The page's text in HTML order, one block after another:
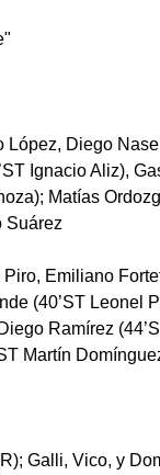
López, Diego
Ignacio Aliz),
Matías
Suárez
Emiliano
(40’ST Leonel
Ramírez
Martín
Galli, Vico, y